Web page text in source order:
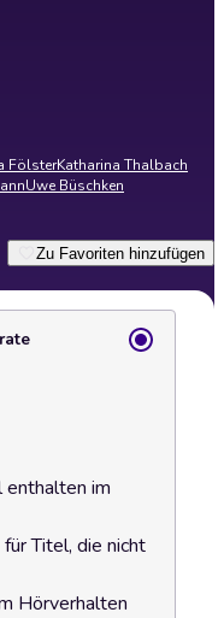
FölsterKatharina Thalbach
Uwe Büschken
Zu Favoriten hinzufügen
im
Titel, die nicht
Hörverhalten